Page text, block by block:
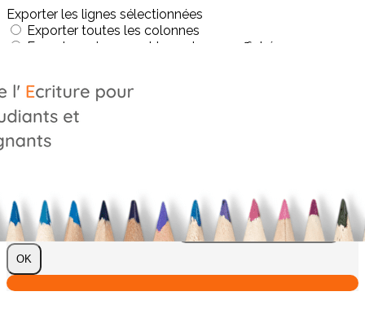
Exporter les lignes sélectionnées
Exporter toutes les colonnes
Exporter uniquement les colonnes affichées
?>
Images de la page d'accueil
Cliquez pour éditer
Cliquez pour éditer
Je m'abonne à la newsletter
OK